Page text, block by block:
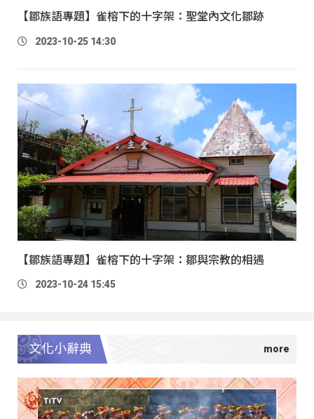
【鄒族語專題】雀榕下的十字架：聖堂內文化鄒跡
2023-10-25 14:30
【鄒族語專題】雀榕下的十字架：鄒與宗教的相遇
2023-10-24 15:45
文化小辭典